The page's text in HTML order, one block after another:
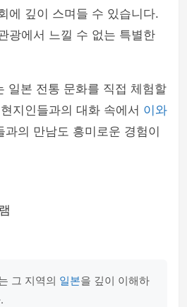
에 깊이 스며들 수 있습니다.
광에서 느낄 수 없는 특별한
일본 전통 문화를 직접 체험할
지인들과의 대화 속에서 이와
과의 만남도 흥미로운 경험이
그 지역의 일본을 깊이 이해하